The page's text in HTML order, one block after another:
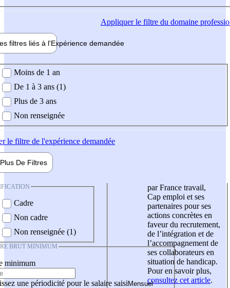
Appliquerle filtre du domaine
filtres liés à l'Expérience demandée
demandée
Moins de 1 an
De 1 à 3 ans (1)
Plus de 3 ans
Non renseignée
le filtre de l'expérience demandée
Plus De Filtres
Cadre
Non cadre
Non renseignée (1)
BRUT MINIMUM
minimum
une périodicité pour le salaire saisi
par France travail,
Cap emploi et ses
partenaires pour ses
actions concrètes en
faveur du recrutement,
de l’intégration et de
l’accompagnement de
ses collaborateurs en
situation de handicap.
Pour en savoir plus,
consultez cet article.